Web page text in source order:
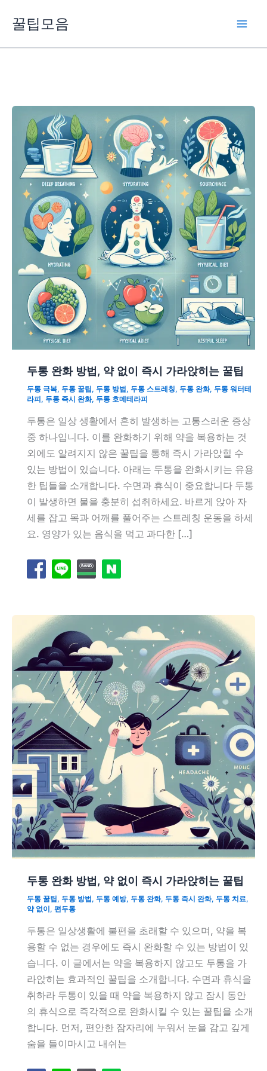
꿀팁모음
두통 완화 방법, 약 없이 즉시 가라앉히는 꿀팁
두통 극복, 두통 꿀팁 , 두통 방법 , 두통 스트레칭, 두통 완화, 두통 워터테
라피 , 두통 즉시 완화, 두통 호메테라피
두통은 일상 생활에서 흔히 발생하는 고통스러운 증상
중 하나입니다. 이를 완화하기 위해 약을 복용하는 것
외에도 알려지지 않은 꿀팁을 통해 즉시 가라앉힐 수
있는 방법이 있습니다. 아래는 두통을 완화시키는 유용
한 팁들을 소개합니다. 수면과 휴식이 중요합니다 두통
이 발생하면 물을 충분히 섭취하세요. 바르게 앉아 자
세를 잡고 목과 어깨를 풀어주는 스트레칭 운동을 하세
요. 영양가 있는 음식을 먹고 과다한 […]
두통 완화 방법, 약 없이 즉시 가라앉히는 꿀팁
두통 꿀팁, 두통 방법, 두통 예방, 두통 완화, 두통 즉시 완화, 두통 치료,
약 없이, 편두통
두통은 일상생활에 불편을 초래할 수 있으며, 약을 복
용할 수 없는 경우에도 즉시 완화할 수 있는 방법이 있
습니다. 이 글에서는 약을 복용하지 않고도 두통을 가
라앉히는 효과적인 꿀팁을 소개합니다. 수면과 휴식을
취하라 두통이 있을 때 약을 복용하지 않고 잠시 동안
의 휴식으로 즉각적으로 완화시킬 수 있는 꿀팁을 소개
합니다. 먼저, 편안한 잠자리에 누워서 눈을 감고 깊게
숨을 들이마시고 내쉬는